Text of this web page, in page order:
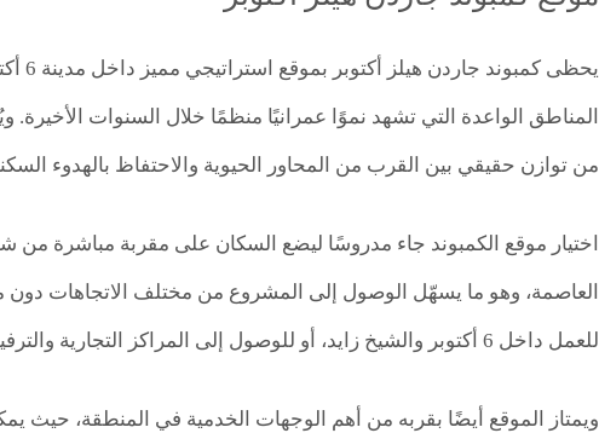
المناطق الواعدة التي تشهد نموًا عمرانيًا منظمًا خلال السنوات
من توازن حقيقي بين القرب من المحاور الحيوية والاحتفاظ بالهدوء
اختيار موقع الكمبوند جاء مدروسًا ليضع السكان على مقربة مباشرة من
العاصمة، وهو ما يسهّل الوصول إلى المشروع من مختلف الاتجاهات دون
للعمل داخل 6 أكتوبر والشيخ زايد، أو للوصول إلى المراكز التجارية والترفيهية الكبرى في غرب القاهرة.
ويمتاز الموقع أيضًا بقربه من أهم الوجهات الخدمية في المنطقة،